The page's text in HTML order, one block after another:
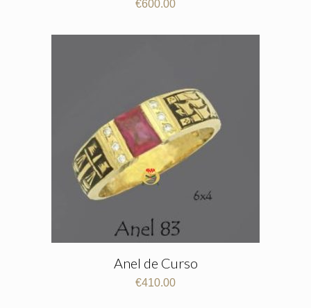
€600.00
Anel de Curso
€410.00